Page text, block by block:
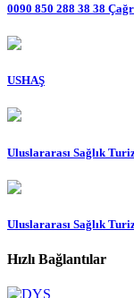
0090 850 288 38 38
USHAŞ
Uluslararası Sağlık
Uluslararası Sağlık
Hızlı Bağlantılar